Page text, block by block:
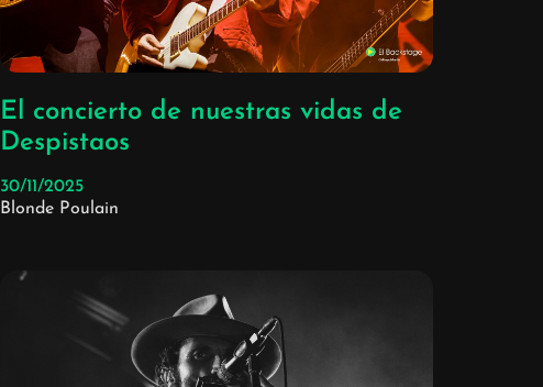
El concierto de nuestras vidas de
Despistaos
30/11/2025
Blonde Poulain